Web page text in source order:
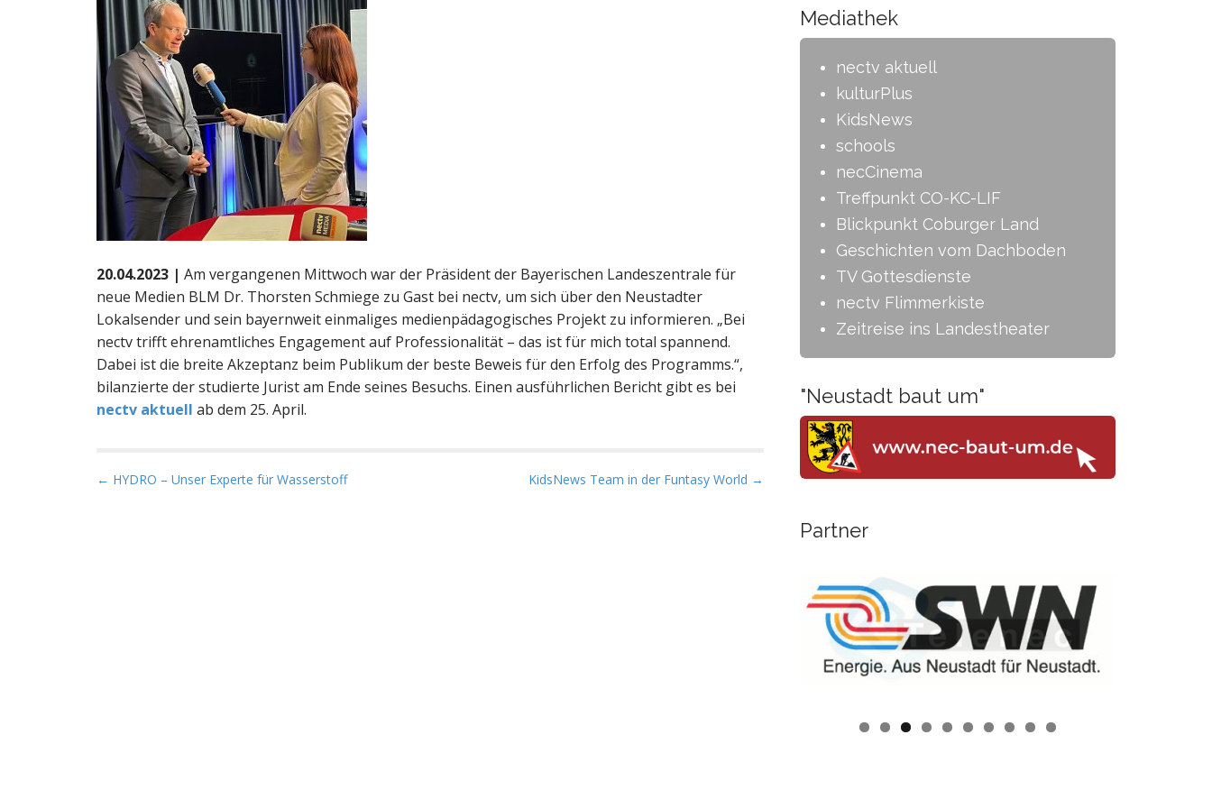
20.04.2023 | Am vergangenen Mittwoch war der Präsident der Bayerischen Landeszentrale für
neue Medien BLM Dr. Thorsten Schmiege zu Gast bei nectv, um sich über den Neustadter
Lokalsender und sein bayernweit einmaliges medienpädagogisches Projekt zu informieren. „Bei
nectv trifft ehrenamtliches Engagement auf Professionalität – das ist für mich total spannend.
Dabei ist die breite Akzeptanz beim Publikum der beste Beweis für den Erfolg des Programms.“,
bilanzierte der studierte Jurist am Ende seines Besuchs. Einen ausführlichen Bericht gibt es bei
nectv aktuell ab dem 25. April.
P
← HYDRO – Unser Experte für Wasserstoff KidsNews Team in der Funtasy World →
e
n
Mediathek
-
nectv aktuell
kulturPlus
KidsNews
schools
necCinema
Treffpunkt CO-KC-LIF
Blickpunkt Coburger Land
Geschichten vom Dachboden
TV Gottesdienste
nectv Flimmerkiste
Zeitreise ins Landestheater
-
"Neustadt baut um"
Partner